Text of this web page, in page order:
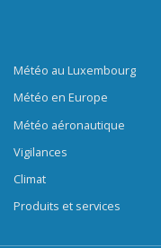
Météo au Luxembourg
Météo en Europe
Météo aéronautique
Vigilances
Climat
Produits et services